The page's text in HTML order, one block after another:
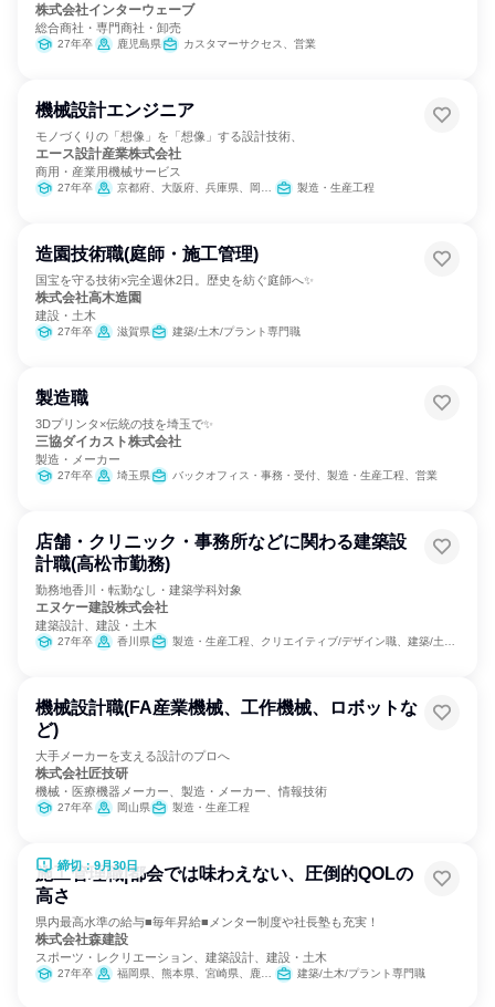
株式会社インターウェーブ
総合商社・専門商社・卸売
27年卒 鹿児島県 カスタマーサクセス、営業
機械設計エンジニア
モノづくりの「想像」を「想像」する設計技術、
エース設計産業株式会社
商用・産業用機械サービス
27年卒 京都府、大阪府、兵庫県、岡山県 製造・生産工程
造園技術職(庭師・施工管理)
国宝を守る技術×完全週休2日。歴史を紡ぐ庭師へ✨
株式会社高木造園
建設・土木
27年卒 滋賀県 建築/土木/プラント専門職
製造職
3Dプリンタ×伝統の技を埼玉で✨
三協ダイカスト株式会社
製造・メーカー
27年卒 埼玉県 バックオフィス・事務・受付、製造・生産工程、営業
店舗・クリニック・事務所などに関わる建築設
計職(高松市勤務)
勤務地香川・転勤なし・建築学科対象
エヌケー建設株式会社
建築設計、建設・土木
27年卒 香川県 製造・生産工程、クリエイティブ/デザイン職、建築/土木/プラント専門職
機械設計職(FA産業機械、工作機械、ロボットな
ど)
大手メーカーを支える設計のプロへ
株式会社匠技研
機械・医療機器メーカー、製造・メーカー、情報技術
27年卒 岡山県 製造・生産工程
締切：9月30日
施工管理職|都会では味わえない、圧倒的QOLの
高さ
県内最高水準の給与■毎年昇給■メンター制度や社長塾も充実！
株式会社森建設
スポーツ・レクリエーション、建築設計、建設・土木
27年卒 福岡県、熊本県、宮崎県、鹿児島県 建築/土木/プラント専門職